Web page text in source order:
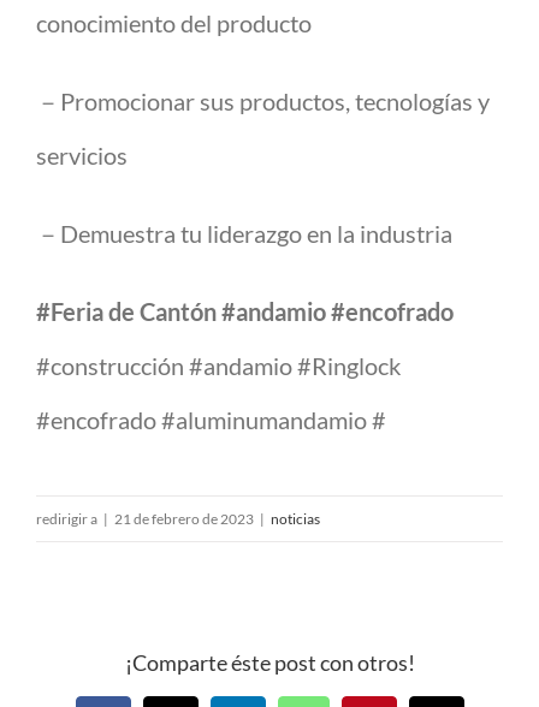
conocimiento del producto
－Promocionar sus productos, tecnologías y
servicios
－Demuestra tu liderazgo en la industria
#Feria de Cantón #andamio #encofrado
#construcción #andamio #Ringlock
#encofrado #aluminumandamio #
redirigir a | 21 de febrero de 2023 | noticias
¡Comparte éste post con otros!